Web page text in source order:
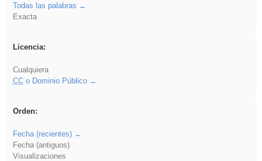
Todas las palabras
Exacta
Licencia:
Cualquiera
CCo Dominio Público
Orden:
Fecha (recientes)
Fecha (antiguos)
Visualizaciones